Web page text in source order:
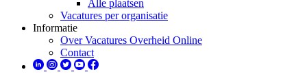
Alle plaatsen
Vacatures per organisatie
Informatie
Over Vacatures Overheid Online
Contact